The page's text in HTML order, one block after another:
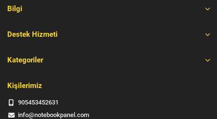
Bilgi
Destek Hizmeti
Kategoriler
Kişilerimiz
905453452631
info@notebookpanel.com